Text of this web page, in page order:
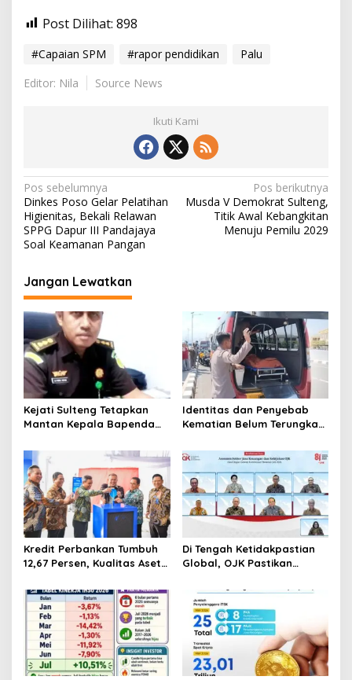
Post Dilihat: 898
#Capaian SPM #rapor pendidikan
Palu
Editor: Nila
Source News
Ikuti Kami
N
a
v
g
a
s
i
p
o
s
Pos sebelumnya
Dinkes Poso Gelar Pelatihan
Higienitas, Bekali Relawan
SPPG Dapur III Pandajaya
Soal Keamanan Pangan
Pos berikutnya
Musda V Demokrat Sulteng,
Titik Awal Kebangkitan
Menuju Pemilu 2029
Jangan Lewatkan
Kejati Sulteng Tetapkan
Mantan Kepala Bapenda
Korupsi Pajak
Pertambangan
Identitas dan Penyebab
Kematian Belum Terungkap,
Ditemukan Mengapung di
Pantai Lere Palu, Kondisi
Tubuh Sudah Terurai
Dicabik Buaya
Kredit Perbankan Tumbuh
12,67 Persen, Kualitas Aset
Tetap Kokoh Juni 2026
Di Tengah Ketidakpastian
Global, OJK Pastikan
Keuangan Tetap Terjaga